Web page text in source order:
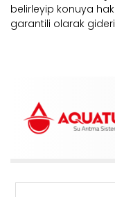
belirleyip konuya
garantili olarak